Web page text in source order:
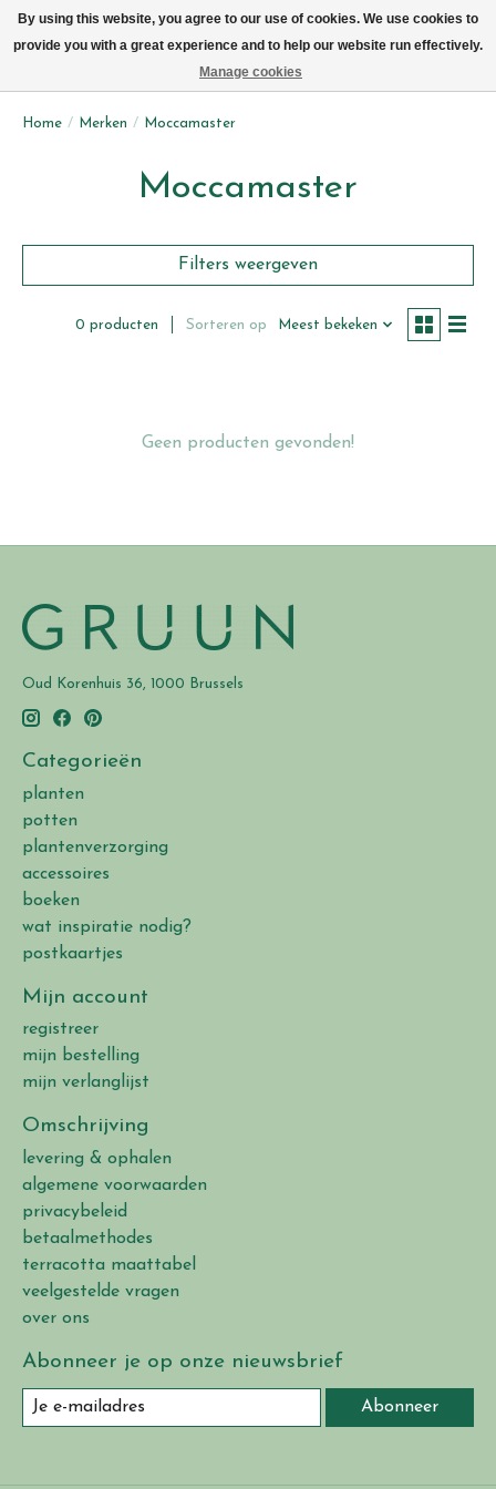
Home / Merken / Moccamaster
Moccamaster
Filters weergeven
0 producten Sorteren op Meest bekeken
Geen producten gevonden!
Oud Korenhuis 36, 1000 Brussels
Categorieën
planten
potten
plantenverzorging
accessoires
boeken
wat inspiratie nodig?
postkaartjes
Mijn account
registreer
mijn bestelling
mijn verlanglijst
Omschrijving
levering & ophalen
algemene voorwaarden
privacybeleid
betaalmethodes
terracotta maattabel
veelgestelde vragen
over ons
Abonneer je op onze nieuwsbrief
Abonneer
By using this website, you agree to our use of cookies. We use cookies to
provide you with a great experience and to help our website run effectively.
Manage cookies